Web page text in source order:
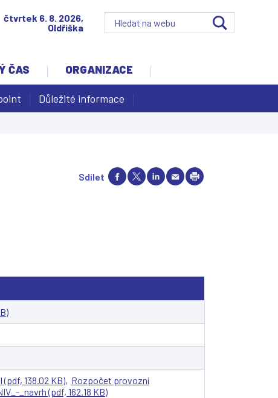
čtvrtek 6. 8. 2026,
Oldřiška
Důležité informace
ČAS ORGANIZACE
Sdílet
138.02 KB), Rozpočet provozní
_navrh (pdf, 162.18 KB)